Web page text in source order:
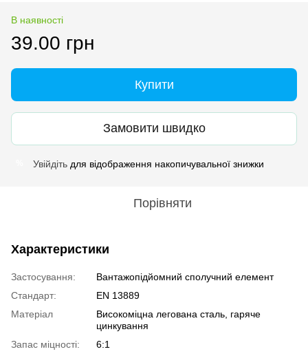
В наявності
39.00 грн
Купити
Замовити швидко
Увійдіть для відображення накопичувальної знижки
Порівняти
Характеристики
Застосування:
Вантажопідйомний сполучний елемент
Стандарт:
EN 13889
Матеріал
Високоміцна легована сталь, гаряче
цинкування
Запас міцності:
6:1